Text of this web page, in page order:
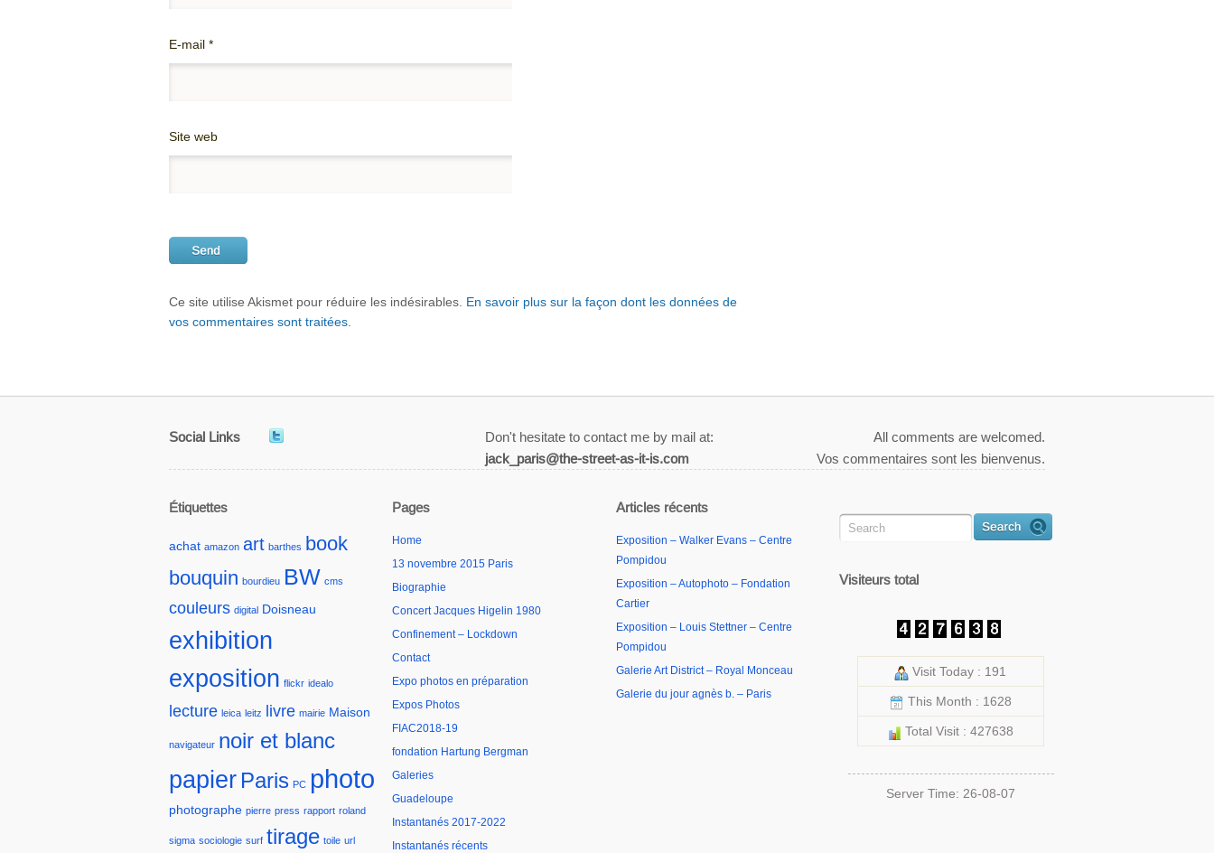
E-mail *
Site web
Ce site utilise Akismet pour réduire les indésirables. En savoir plus sur la façon dont les données de
vos commentaires sont traitées.
Social Links
Don't hesitate to contact me by mail at:
jack_paris@the-street-as-it-is.com
All comments are welcomed.
Vos commentaires sont les bienvenus.
Étiquettes
achat amazon art barthes book
bouquin bourdieu BW cms
couleurs digital Doisneau
exhibition
exposition flickr idealo
lecture leica leitz livre mairie Maison
navigateur noir et blanc
papier Paris PC photo
photographe pierre press rapport roland
sigma sociologie surf tirage toile url
Pages
Home
13 novembre 2015 Paris
Biographie
Concert Jacques Higelin 1980
Confinement – Lockdown
Contact
Expo photos en préparation
Expos Photos
FIAC2018-19
fondation Hartung Bergman
Galeries
Guadeloupe
Instantanés 2017-2022
Instantanés récents
Articles récents
Exposition – Walker Evans – Centre
Pompidou
Exposition – Autophoto – Fondation
Cartier
Exposition – Louis Stettner – Centre
Pompidou
Galerie Art District – Royal Monceau
Galerie du jour agnès b. – Paris
Visiteurs total
Visit Today : 191
This Month : 1628
Total Visit : 427638
Server Time: 26-08-07